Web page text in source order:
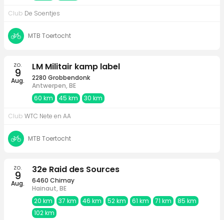
Club De Soentjes
MTB Toertocht
zo.
9
Aug.
LM Militair kamp label
2280 Grobbendonk
Antwerpen, BE
60 km
45 km 30 km
Club WTC Nete en AA
MTB Toertocht
zo.
9
Aug.
32e Raid des Sources
6460 Chimay
Hainaut, BE
20 km
37 km 46 km 52 km 61 km 71 km
85 km
102 km